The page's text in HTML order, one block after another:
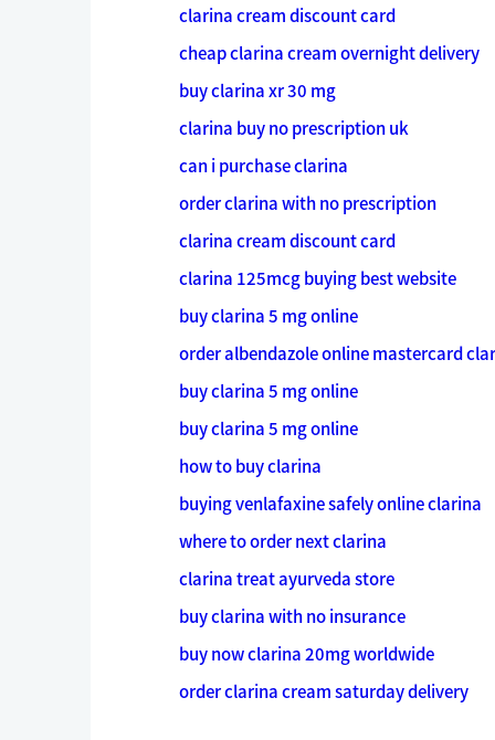
clarina cream discount card
cheap clarina cream overnight delivery
buy clarina xr 30 mg
clarina buy no prescription uk
can i purchase clarina
order clarina with no prescription
clarina cream discount card
clarina 125mcg buying best website
buy clarina 5 mg online
order albendazole online mastercard
buy clarina 5 mg online
buy clarina 5 mg online
how to buy clarina
buying venlafaxine safely online clarina
where to order next clarina
clarina treat ayurveda store
buy clarina with no insurance
buy now clarina 20mg worldwide
order clarina cream saturday delivery